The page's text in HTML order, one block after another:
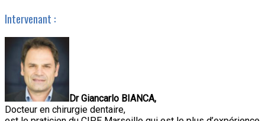
Intervenant :
Dr Giancarlo BIANCA,
Docteur en chirurgie dentaire,